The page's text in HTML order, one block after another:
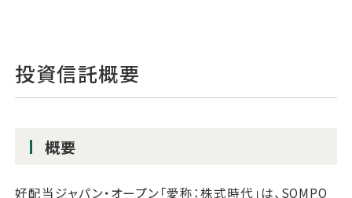
投資信託概要
概要
好配当ジャパン・オープン「愛称：株式時代」は、SOMPO